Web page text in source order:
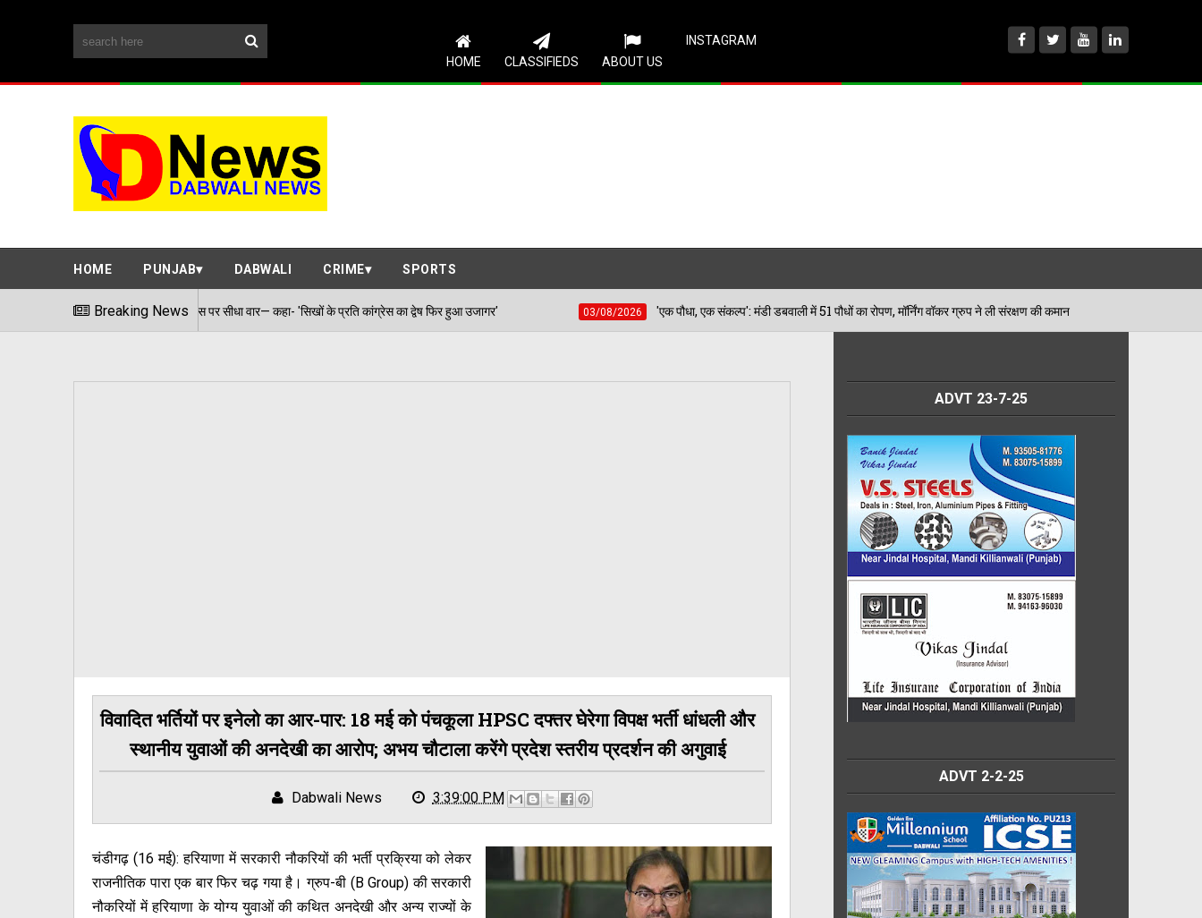
HOME CLASSIFIEDS ABOUT US
INSTAGRAM
HOME PUNJAB DABWALI CRIME SPORTS
Breaking News
गर्म: मसीतां का कांग्रेस पर सीधा वार— कहा- 'सिखों के प्रति कांग्रेस का द्वेष फिर हुआ उजागर' 03/08/2026 ​'एक पौधा, एक संकल्प': मंडी डबवाली में 51 पौधों का रोपण, मॉर्निंग वॉकर ग्रुप ने ली संरक्षण की कमान 02/08/2026
विवादित भर्तियों पर इनेलो का आर-पार: 18 मई को पंचकूला HPSC दफ्तर घेरेगा विपक्ष भर्ती धांधली और
स्थानीय युवाओं की अनदेखी का आरोप; अभय चौटाला करेंगे प्रदेश स्तरीय प्रदर्शन की अगुवाई
Dabwali News 3:39:00 PM
चंडीगढ़ (16 मई): हरियाणा में सरकारी नौकरियों की भर्ती प्रक्रिया को लेकर
राजनीतिक पारा एक बार फिर चढ़ गया है। ग्रुप-बी (B Group) की सरकारी
नौकरियों में हरियाणा के योग्य युवाओं की कथित अनदेखी और अन्य राज्यों के
ADVT 23-7-25
ADVT 2-2-25